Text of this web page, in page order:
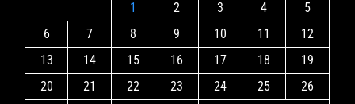
1 2 3 4
5
6
7 8 9 10 11
12
13
14 15 16 17 18
19
20
21 22 23 24 25
26